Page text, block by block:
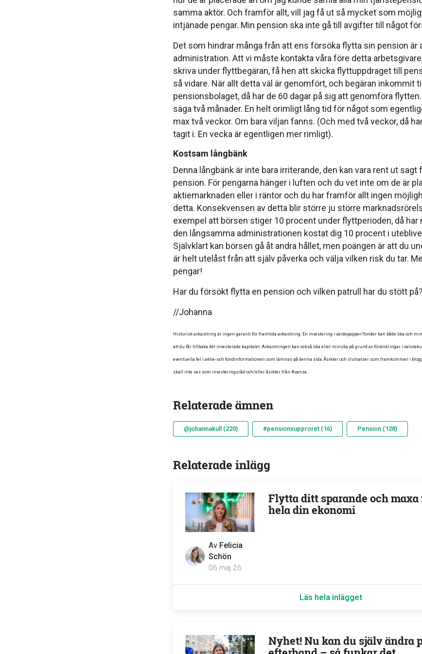
samma aktör. Och framför allt, vill jag få ut så mycket som
intjänade pengar. Min pension ska inte gå till avgifter till något
Det som hindrar många från att ens försöka flytta sin pension är
administration. Att vi måste kontakta våra före detta
skriva under flyttbegäran, få hen att skicka flyttuppdraget till
så vidare. När allt detta väl är genomfört, och begäran inkommit till
pensionsbolaget, då har de 60 dagar på sig att genomföra flytten.
säga två månader. En helt orimligt lång tid för något som
max två veckor. Om bara viljan fanns. (Och med två veckor, då
tagit i. En vecka är egentligen mer rimligt).
Kostsam långbänk
Denna långbänk är inte bara irriterande, den kan vara rent ut
pension. För pengarna hänger i luften och du vet inte om de är
aktiemarknaden eller i räntor och du har framför allt ingen
detta. Konsekvensen av detta blir större ju större
exempel att börsen stiger 10 procent under flyttperioden, då har
den långsamma administrationen kostat dig 10 procent i
Självklart kan börsen gå åt andra hållet, men poängen är att du
är helt utelåst från att själv påverka och välja vilken risk du tar.
pengar!
Har du försökt flytta en pension och vilken patrull har du stött på?
//Johanna
Historisk avkastning är ingen garanti för framtida avkastning. En investering i värdepapper/fonder kan både öka och
att du får tillbaka det investerade kapitalet. Avkastningen kan också öka eller minska på grund av förändringar i
eventuella fel i aktie- och fondinformationen som lämnas på denna sida. Åsikter och slutsatser som framkommer i
skall inte ses som investeringsråd och/eller åsikter från Avanza.
Relaterade ämnen
@johannakull (220) #pensionsupproret (16) Pension (128)
Relaterade inlägg
Av Felicia
Schön
06 maj 26
Flytta ditt sparande och
hela din ekonomi
Läs hela inlägget
Nyhet! Nu kan du själv ändra